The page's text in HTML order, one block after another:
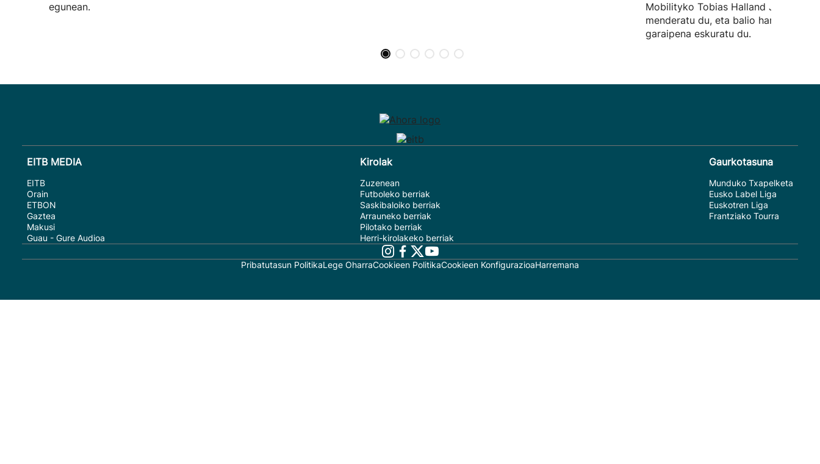
egunean.
Mobilityko Tobias Halland
menderatu du, eta balio handiko
garaipena eskuratu du.
EITB MEDIA
EITB
Orain
ETBON
Gaztea
Makusi
Guau - Gure Audioa
Kirolak
Zuzenean
Futboleko berriak
Saskibaloiko berriak
Arrauneko berriak
Pilotako berriak
Herri-kirolakeko berriak
Gaurkotasuna
Munduko Txapelketa
Eusko Label Liga
Euskotren Liga
Frantziako Tourra
Pribatutasun PolitikaLege OharraCookieen PolitikaCookieen KonfigurazioaHarremana